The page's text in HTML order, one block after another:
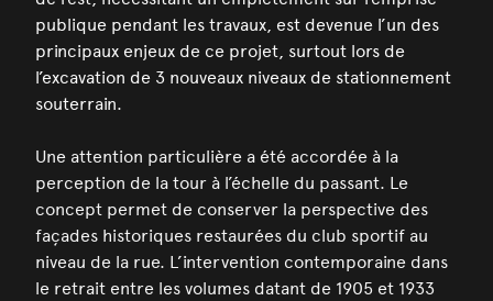
publique pendant les travaux, est devenue l’un des
principaux enjeux de ce projet, surtout lors de
l’excavation de 3 nouveaux niveaux de stationnement
souterrain.
Une attention particulière a été accordée à la
perception de la tour à l’échelle du passant. Le
concept permet de conserver la perspective des
façades historiques restaurées du club sportif au
niveau de la rue. L’intervention contemporaine dans
le retrait entre les volumes datant de 1905 et 1933